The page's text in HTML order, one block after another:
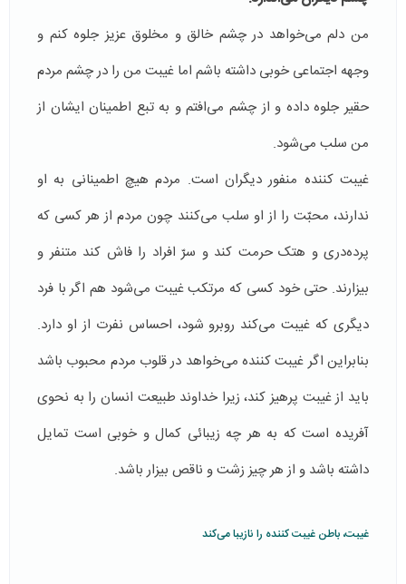
من دلم می‌خواهد در چشم خالق و مخلوق عزیز جلوه کنم و
وجهه‌ اجتماعی خوبی داشته باشم اما غیبت من را در چشم مردم
حقیر جلوه داده و از چشم می‌افتم و به تبع اطمینان ایشان از
من سلب می‌شود.
غیبت کننده منفور دیگران است. مردم هیچ اطمینانی به او
ندارند، محبّت‌ را از او سلب می‌کنند چون مردم از هر کسی که
پرده‌دری و هتک حرمت کند و سرّ افراد را فاش کند متنفر و
بیزارند. حتی خود کسی که مرتکب غیبت می‌شود هم اگر با فرد
دیگری که غیبت می‌کند روبرو شود، احساس نفرت از او دارد.
بنابراین اگر غیبت کننده می‌خواهد در قلوب مردم محبوب باشد
باید از غیبت پرهیز کند، زیرا خداوند طبیعت انسان را به نحوی
آفریده است که به هر چه زیبائی کمال و خوبی است تمایل
داشته باشد و از هر چیز زشت و ناقص بیزار باشد.
غیبت، باطن غیبت کننده را نازیبا می‌کند